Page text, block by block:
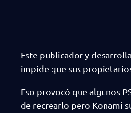
Este publicador y
impide que sus
Eso provocó que algunos
de recrearlo pero Konami